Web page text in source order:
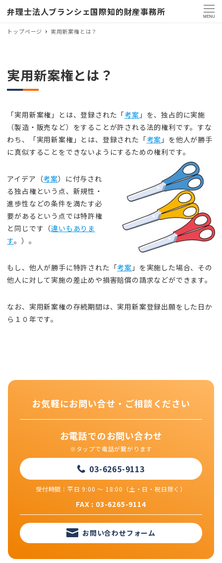
弁理士法人ブランシェ国際知的財産事務所 MENU
トップページ 実用新案権とは？
実用新案権とは？
「実用新案権」とは、登録された「考案 」を、独占的に実施
（製造・販売など）をすることが許される法的権利です。すな
わち、「実用新案権」とは、登録された「考案 」を他人が勝手
に真似することをできないようにするための権利です。
アイデア（考案）に付与され
る独占権という点、新規性・
進歩性などの条件を満たす必
要があるという点では特許権
と同じです（違いもありま
す。）。
もし、他人が勝手に特許された「考案 」を実施した場合、その
他人に対して実施の差止めや損害賠償の請求などができます。
なお、実用新案権の存続期間は、実用新案登録出願をした日か
ら１０年です。
お気軽にお問い合せ・ご相談ください
お電話でのお問い合わせ
※タップで電話が繋がります
受付時間：平日 9:00 ～ 18:00（土・日・祝日除く）
03-6265-9113
FAX : 03-6265-9114
お問い合わせフォーム